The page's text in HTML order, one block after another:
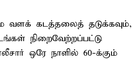
வளக் கடத்தலைத் தடுக்கவும்,
நிறைவேற்றப்பட்டு
ஒரே நாளில் 60-க்கும்